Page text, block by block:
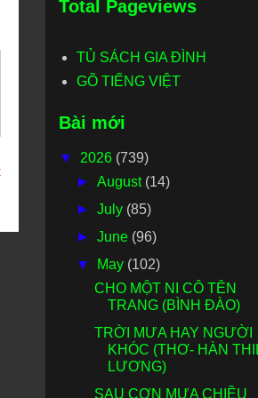
Total Pageviews
TỦ SÁCH GIA ĐÌNH
GÕ TIẾNG VIỆT
Bài mới
▼ 2026 (739)
►August (14)
►July (85)
►June (96)
▼
May (102)
CHO MỘT NI CÔ TÊN
TRANG (BÌNH ĐÀO)
TRỜI MƯA HAY NGƯỜI
KHÓC (THƠ- HÀN
LƯƠNG)
SAU CƠN MƯA CHIỀU